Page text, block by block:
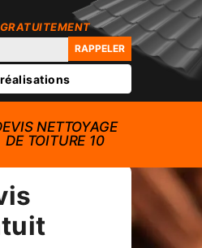
NETTOYAGE
DE TOITURE 10